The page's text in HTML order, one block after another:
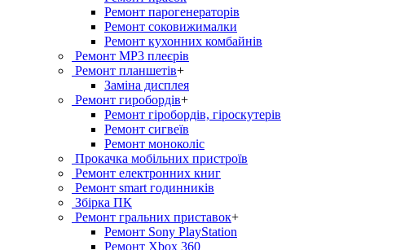
Ремонт парогенераторiв
Ремонт соковижималки
Ремонт кухонних комбайнів
Ремонт MP3 плеєрів
Ремонт планшетів+
Заміна дисплея
Ремонт гиробордiв+
Ремонт гіробордів, гіроскутерів
Ремонт сигвеїв
Ремонт моноколіс
Прокачка мобільних пристроїв
Ремонт електронних книг
Ремонт smart годинників
Збірка ПК
Ремонт гральних приставок+
Ремонт Sony PlayStation
Ремонт Xbox 360